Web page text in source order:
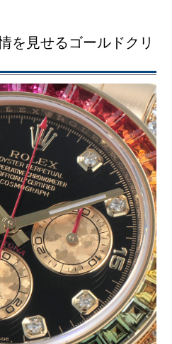
を見せるゴールドクリ